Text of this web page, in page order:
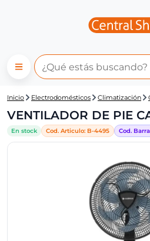
Central Shop:
Inicio Electrodomésticos Climatización
VENTILADOR DE PIE
En stock Cod. Articulo: B-4495 Cod.